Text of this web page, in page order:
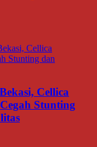
Cellica
Stunting